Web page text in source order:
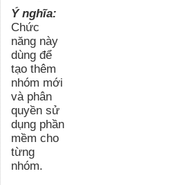
Ý nghĩa:
Chức
năng này
dùng để
tạo thêm
nhóm mới
và phân
quyền sử
dụng phần
mềm cho
từng
nhóm.